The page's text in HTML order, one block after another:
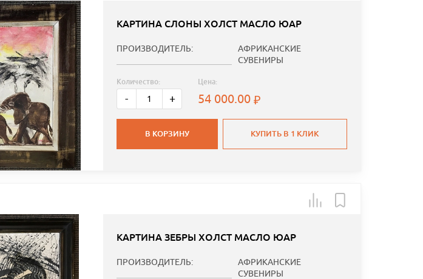
КАРТИНА СЛОНЫ ХОЛСТ МАСЛО ЮАР
ПРОИЗВОДИТЕЛЬ:
АФРИКАНСКИЕ
СУВЕНИРЫ
Количество:
- +
Цена:
54 000.00
В КОРЗИНУ КУПИТЬ В 1 КЛИК
КАРТИНА ЗЕБРЫ ХОЛСТ МАСЛО ЮАР
ПРОИЗВОДИТЕЛЬ:
АФРИКАНСКИЕ
СУВЕНИРЫ